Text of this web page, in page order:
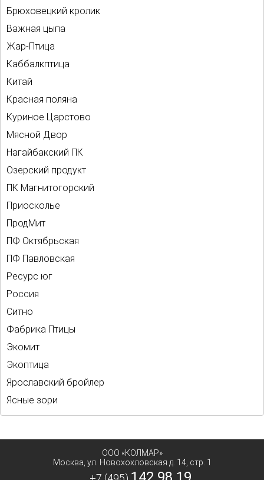
Брюховецкий кролик
Важная цыпа
Жар-Птица
Каббалкптица
Китай
Красная поляна
Куриное Царстово
Мясной Двор
Нагайбакский ПК
Озерский продукт
ПК Магнитогорский
Приосколье
ПродМит
ПФ Октябрьская
ПФ Павловская
Ресурс юг
Россия
Ситно
Фабрика Птицы
Экомит
Экоптица
Ярославский бройлер
Ясные зори
ООО «КОЛМАР»
Москва, ул. Новохохловская д. 14, стр. 1